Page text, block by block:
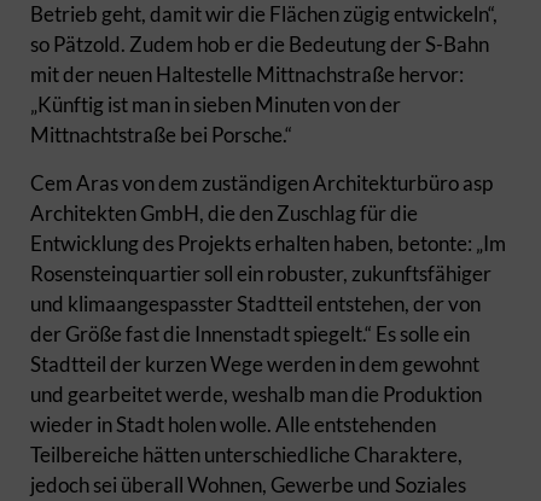
Betrieb geht, damit wir die Flächen zügig entwickeln“,
so Pätzold. Zudem hob er die Bedeutung der S-Bahn
mit der neuen Haltestelle Mittnachstraße hervor:
„Künftig ist man in sieben Minuten von der
Mittnachtstraße bei Porsche.“
Cem Aras von dem zuständigen Architekturbüro asp
Architekten GmbH, die den Zuschlag für die
Entwicklung des Projekts erhalten haben, betonte: „Im
Rosensteinquartier soll ein robuster, zukunftsfähiger
und klimaangespasster Stadtteil entstehen, der von
der Größe fast die Innenstadt spiegelt.“ Es solle ein
Stadtteil der kurzen Wege werden in dem gewohnt
und gearbeitet werde, weshalb man die Produktion
wieder in Stadt holen wolle. Alle entstehenden
Teilbereiche hätten unterschiedliche Charaktere,
jedoch sei überall Wohnen, Gewerbe und Soziales